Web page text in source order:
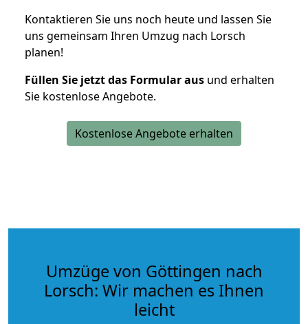
Kontaktieren Sie uns noch heute und lassen Sie
uns gemeinsam Ihren Umzug nach Lorsch
planen!
Füllen Sie jetzt das Formular aus und erhalten
Sie kostenlose Angebote.
Kostenlose Angebote erhalten
Umzüge von Göttingen nach
Lorsch: Wir machen es Ihnen
leicht